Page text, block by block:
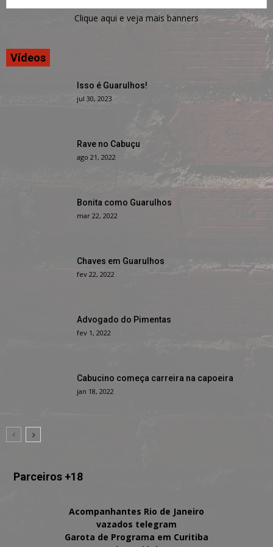
Clique aqui e veja mais banners
Vídeos
Isso é Guarulhos!
jul 30, 2023
Rave no Cabuçu
ago 21, 2022
Bonita como Guarulhos
mar 22, 2022
Chaves em Guarulhos
fev 22, 2022
Advogado do Pimentas
fev 1, 2022
Cabucino começa carreira na capoeira
jan 18, 2022
Parceiros +18
Acompanhantes Rio de Janeiro
vazados telegram
Garota de Programa em Curitiba